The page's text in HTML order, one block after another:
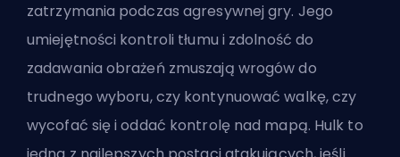
zatrzymania podczas agresywnej gry. Jego
umiejętności kontroli tłumu i zdolność do
zadawania obrażeń zmuszają wrogów do
trudnego wyboru, czy kontynuować walkę, czy
wycofać się i oddać kontrolę nad mapą. Hulk to